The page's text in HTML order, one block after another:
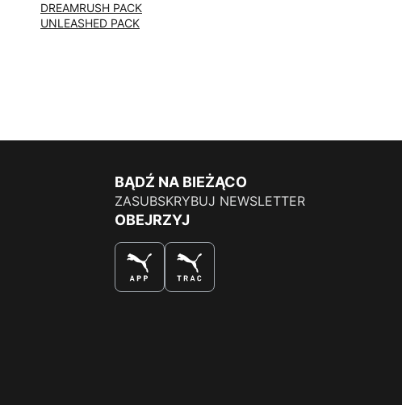
DREAMRUSH PACK
UNLEASHED PACK
BĄDŹ NA BIEŻĄCO
ZASUBSKRYBUJ NEWSLETTER
OBEJRZYJ